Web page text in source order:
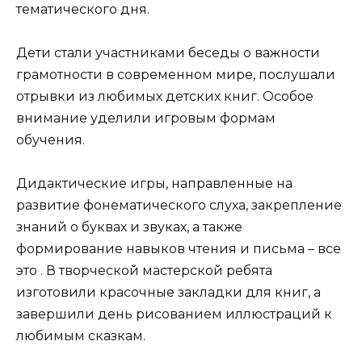
тематического дня.
Дети стали участниками беседы о важности
грамотности в современном мире, послушали
отрывки из любимых детских книг. Особое
внимание уделили игровым формам
обучения.
Дидактические игры, направленные на
развитие фонематического слуха, закрепление
знаний о буквах и звуках, а также
формирование навыков чтения и письма – все
это . В творческой мастерской ребята
изготовили красочные закладки для книг, а
завершили день рисованием иллюстраций к
любимым сказкам.